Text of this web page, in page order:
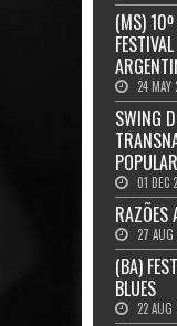
(MS)
24 MAY
SWING
POPULAR
01 DEC
RAZÕES
27
(BA)
BLUES
22